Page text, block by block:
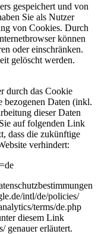
gespeichert und von
Sie als Nutzer
von Cookies. Durch
können
oder einschränken.
gelöscht werden.
durch das Cookie
bezogenen Daten (inkl.
dieser Daten
auf folgenden Link
dass die zukünftige
verhindert:
intl/de/policies/
terms/de.php
diesem Link
genauer erläutert.